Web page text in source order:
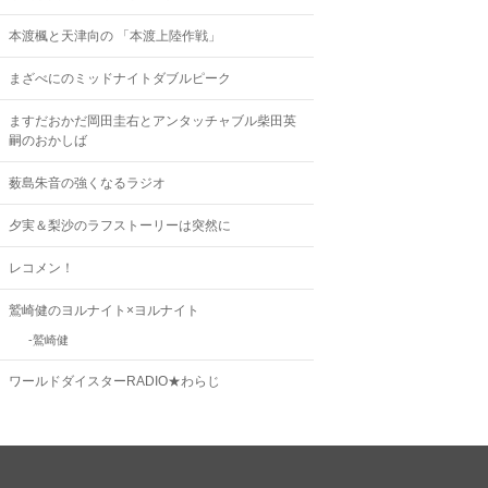
本渡楓と天津向の 「本渡上陸作戦」
まざべにのミッドナイトダブルピーク
ますだおかだ岡田圭右とアンタッチャブル柴田英
嗣のおかしば
薮島朱音の強くなるラジオ
夕実＆梨沙のラフストーリーは突然に
レコメン！
鷲崎健のヨルナイト×ヨルナイト
鷲崎健
ワールドダイスターRADIO★わらじ